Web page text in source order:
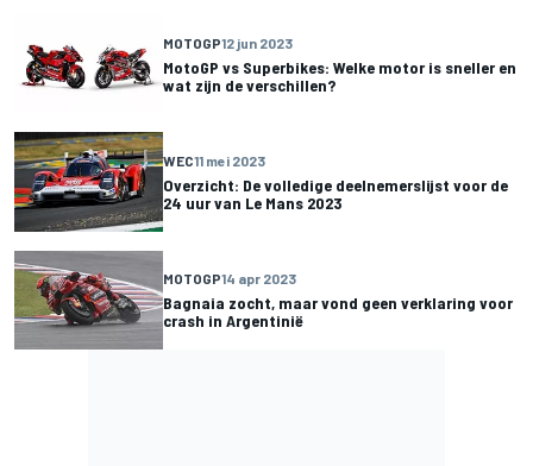
MOTOGP12 jun 2023
MotoGP vs Superbikes: Welke motor is sneller en
wat zijn de verschillen?
WEC11 mei 2023
Overzicht: De volledige deelnemerslijst voor de
24 uur van Le Mans 2023
MOTOGP14 apr 2023
Bagnaia zocht, maar vond geen verklaring voor
crash in Argentinië